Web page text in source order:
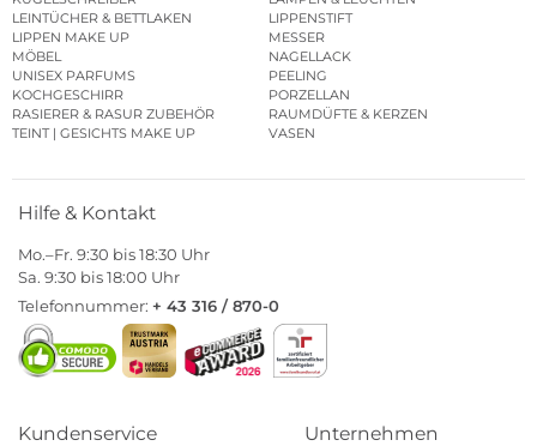
LEINTÜCHER & BETTLAKEN
LIPPENSTIFT
LIPPEN MAKE UP
MESSER
MÖBEL
NAGELLACK
UNISEX PARFUMS
PEELING
KOCHGESCHIRR
PORZELLAN
RASIERER & RASUR ZUBEHÖR
RAUMDÜFTE & KERZEN
TEINT | GESICHTS MAKE UP
VASEN
Hilfe & Kontakt
Mo.–Fr. 9:30 bis 18:30 Uhr
Sa. 9:30 bis 18:00 Uhr
Telefonnummer: + 43 316 / 870-0
Kundenservice Unternehmen